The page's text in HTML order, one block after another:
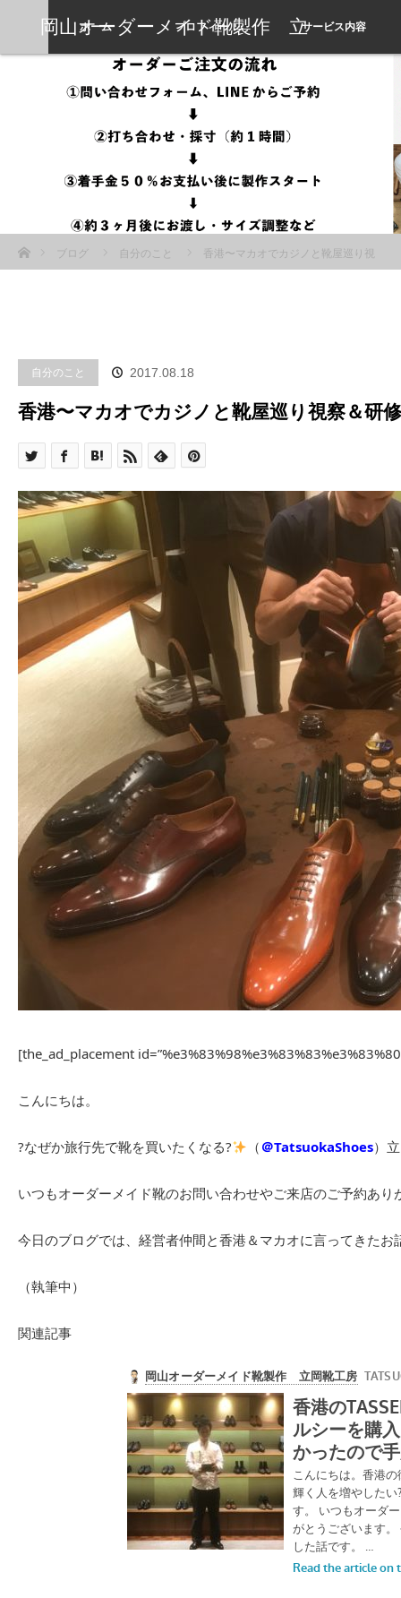
岡山オーダーメイド靴製作 立
岡靴工房
ホーム プロフィール サービス内容
ブログ
自分のこと 香港〜マカオでカジノと靴屋巡り視
自分のこと 2017.08.18
香港〜マカオでカジノと靴屋巡り視察＆研
[the_ad_placement
こんにちは。
?なぜか旅行先で靴を買いたくなる? （ ＠TatsuokaShoes）
いつもオーダーメイド靴のお問い合わせやご来店のご予約あり
今日のブログでは、経営者仲間と香港＆マカオに言ってきたお
（執筆中）
関連記事